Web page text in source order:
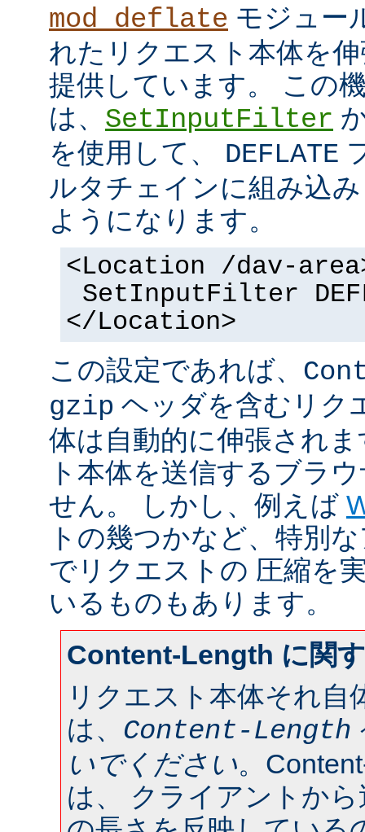
mod_deflate モジュー
れたリクエスト本体を
提供しています。 この
は、 SetInputFilter
を使用して、 DEFLATE
ルタチェインに組み込
ようになります。
<Location /dav-
SetInputFilter
</Location>
この設定であれば、
gzip ヘッダを含むリク
体は自動的に伸張され
ト本体を送信するブラ
せん。 しかし、例えば
トの幾つかなど、特別
でリクエストの 圧縮を
いるものもあります。
Content-Length に関
リクエスト本体それ自
は、 Content-Length
いでください。
は、 クライアントか